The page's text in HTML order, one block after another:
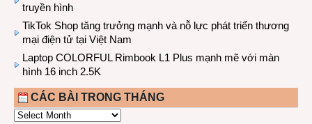
truyền hình
TikTok Shop tăng trưởng mạnh và nỗ lực phát triển thương
mại điện tử tại Việt Nam
Laptop COLORFUL Rimbook L1 Plus mạnh mẽ với màn
hình 16 inch 2.5K
CÁC BÀI TRONG THÁNG
CÁC